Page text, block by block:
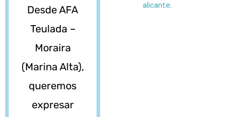
Desde AFA
Teulada –
Moraira
(Marina Alta),
queremos
expresar
alicante.